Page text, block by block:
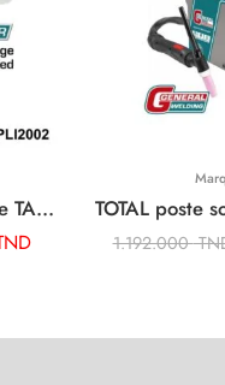
TOTAL polisseuse a batterie TAPLI2002
1.192.000